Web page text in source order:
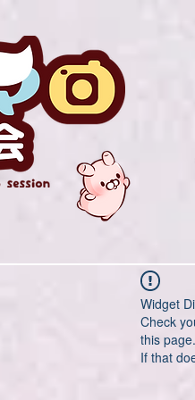
Widget
Check
this page.
If that